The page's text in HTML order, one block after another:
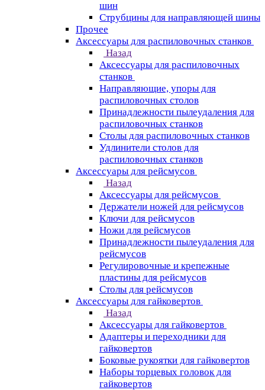
шин
Струбцины для направляющей шины
Прочее
Аксессуары для распиловочных станков
Назад
Аксессуары для распиловочных
станков
Направляющие, упоры для
распиловочных столов
Принадлежности пылеудаления для
распиловочных станков
Столы для распиловочных станков
Удлинители столов для
распиловочных станков
Аксессуары для рейсмусов
Назад
Аксессуары для рейсмусов
Держатели ножей для рейсмусов
Ключи для рейсмусов
Ножи для рейсмусов
Принадлежности пылеудаления для
рейсмусов
Регулировочные и крепежные
пластины для рейсмусов
Столы для рейсмусов
Аксессуары для гайковертов
Назад
Аксессуары для гайковертов
Адаптеры и переходники для
гайковертов
Боковые рукоятки для гайковертов
Наборы торцевых головок для
гайковертов